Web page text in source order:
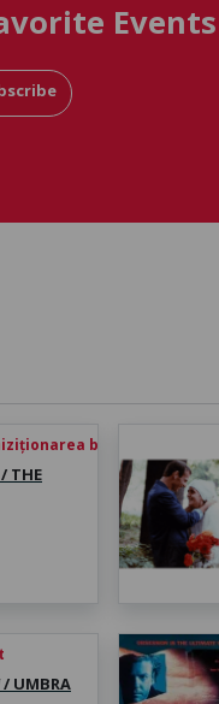
Events
biletului
THE
/ UMBRA